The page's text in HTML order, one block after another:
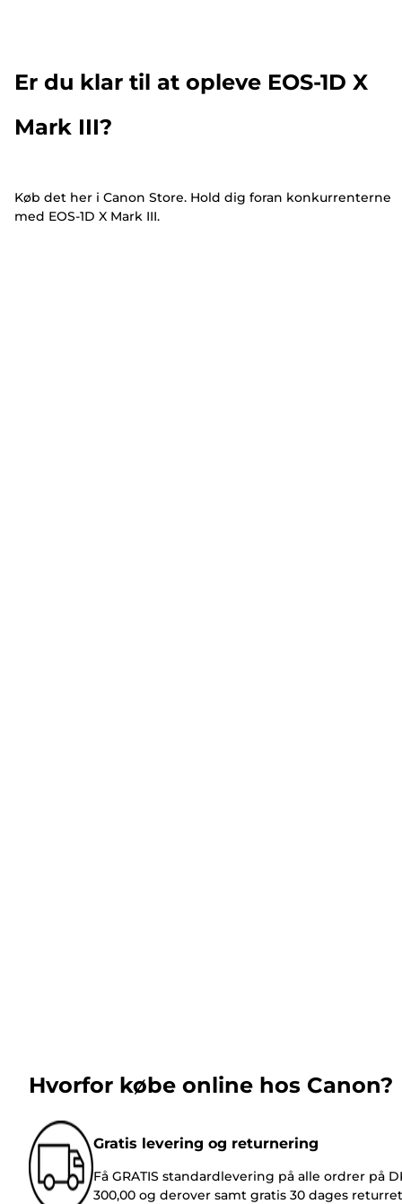
Er du klar til at opleve EOS-1D X
Mark III?
Køb det her i Canon Store. Hold dig foran konkurrenterne
med EOS-1D X Mark III.
Hvorfor købe online hos Canon?
Gratis levering og returnering
Få GRATIS standardlevering på alle ordrer på
300,00 og derover samt gratis 30 dages